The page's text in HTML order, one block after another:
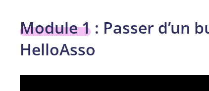
Module 1 : Passer d’un
HelloAsso